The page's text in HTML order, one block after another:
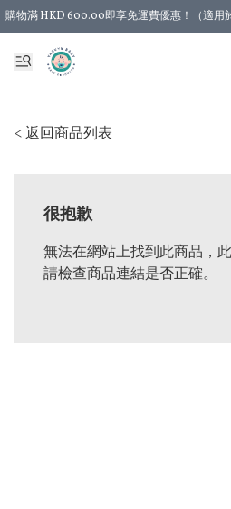
購物滿 HKD 600.00即享免運費優惠！（適用
< 返回商品列表
很抱歉
無法在網站上找到此商品，
請檢查商品連結是否正確。